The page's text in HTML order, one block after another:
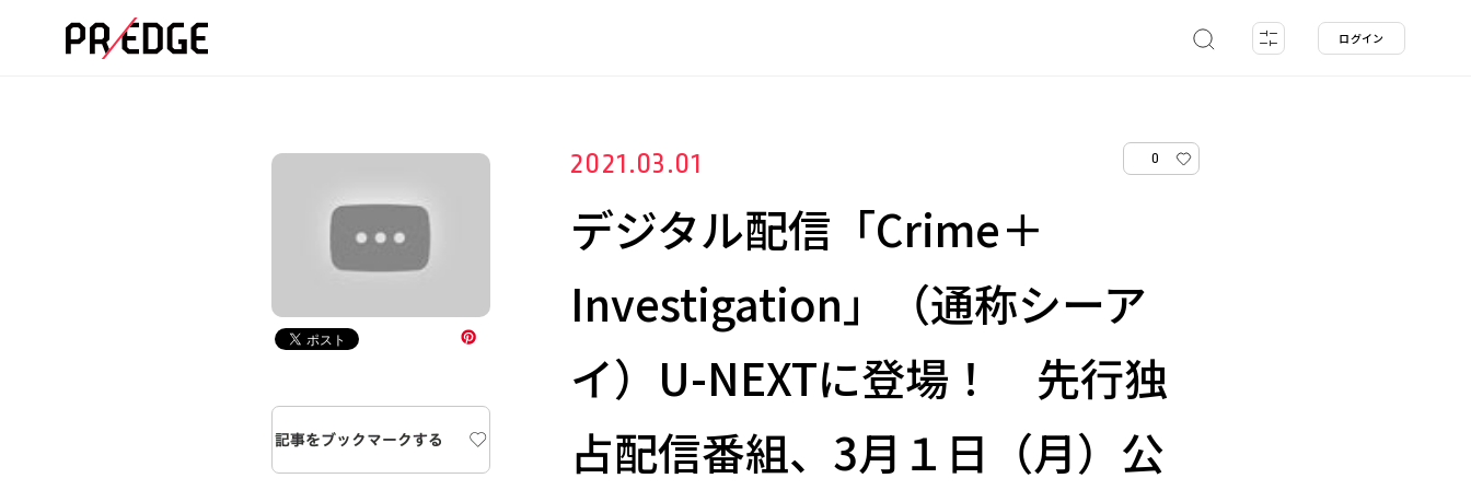
ログイン
2021.03.01 0
デジタル配信「Crime＋
Investigation」（通称シーア
イ）U-NEXTに登場！ 先行独
占配信番組、3月１日（月）公